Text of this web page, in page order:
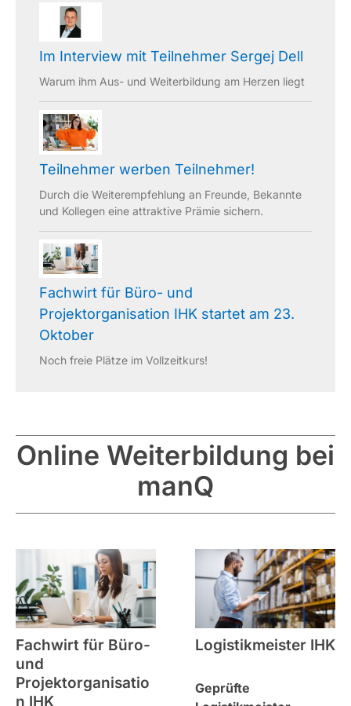
Im Interview mit Teilnehmer Sergej Dell
Warum ihm Aus- und Weiterbildung am Herzen liegt
Teilnehmer werben Teilnehmer!
Durch die Weiterempfehlung an Freunde, Bekannte
und Kollegen eine attraktive Prämie sichern.
Fachwirt für Büro- und
Projektorganisation IHK startet am 23.
Oktober
Noch freie Plätze im Vollzeitkurs!
Online Weiterbildung bei
manQ
Fachwirt für Büro-
und
Projektorganisatio
n IHK
Logistikmeister IHK
Geprüfte